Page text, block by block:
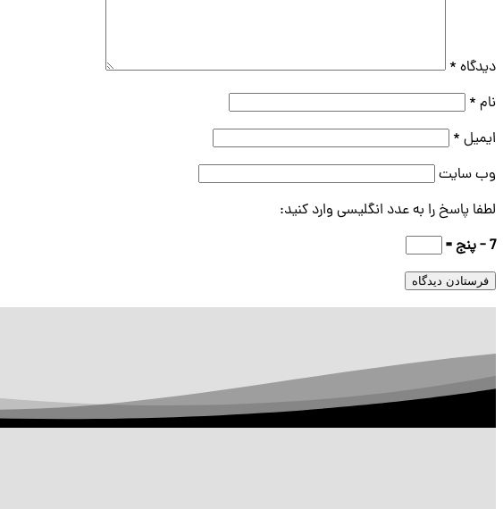
دیدگاه *
نام *
ایمیل *
وب‌ سایت
لطفا پاسخ را به عدد انگلیسی وارد کنید:
7 − پنج =